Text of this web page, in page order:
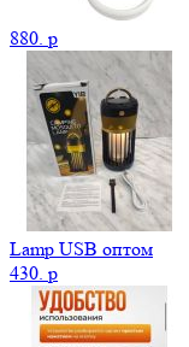
880. p
Lamp USB оптом
430. p